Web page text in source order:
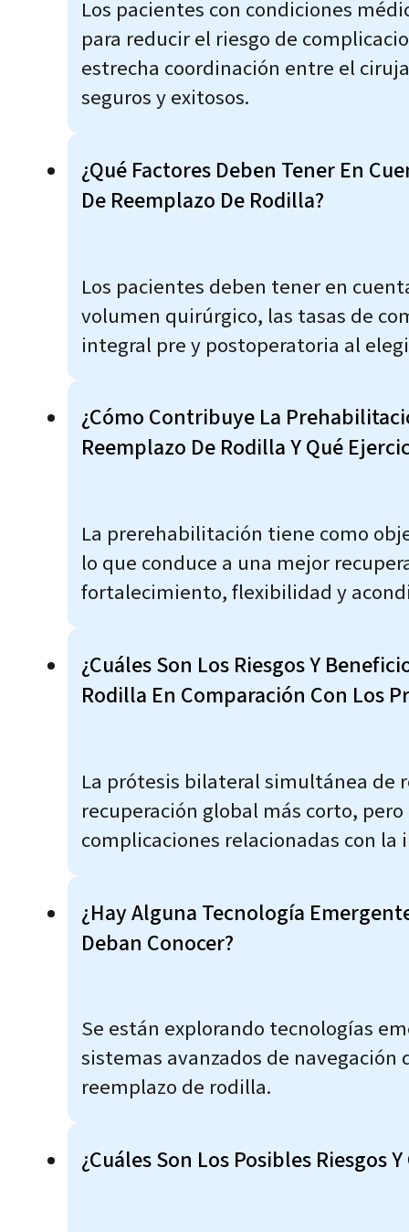
Los pacientes con condiciones
para reducir el riesgo de
estrecha coordinación entre el
seguros y exitosos.
¿Qué Factores Deben Tener En
De Reemplazo De Rodilla?
Los pacientes deben tener en
volumen quirúrgico, las tasas de
integral pre y postoperatoria al
¿Cómo Contribuye La
Reemplazo De Rodilla Y Qué
La prerehabilitación tiene como
lo que conduce a una mejor
fortalecimiento, flexibilidad y
¿Cuáles Son Los Riesgos Y
Rodilla En Comparación Con Los
La prótesis bilateral simultánea de
recuperación global más corto,
complicaciones relacionadas con la
¿Hay Alguna Tecnología
Deban Conocer?
Se están explorando tecnologías
sistemas avanzados de
reemplazo de rodilla.
¿Cuáles Son Los Posibles Riesgos